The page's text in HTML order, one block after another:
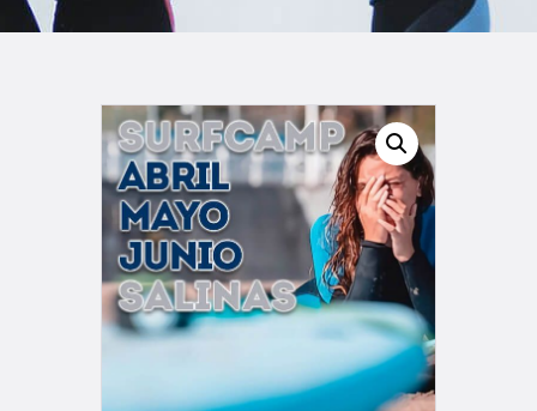
TIENDA FAMILY SURFERS